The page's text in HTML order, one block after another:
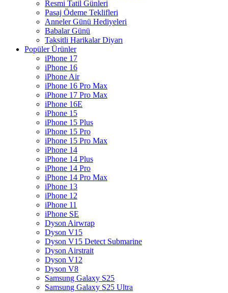
Resmi Tatil Günleri
Pasaj Ödeme Teklifleri
Anneler Günü Hediyeleri
Babalar Günü
Taksitli Harikalar Diyarı
Popüler Ürünler
iPhone 17
iPhone 16
iPhone Air
iPhone 16 Pro Max
iPhone 17 Pro Max
iPhone 16E
iPhone 15
iPhone 15 Plus
iPhone 15 Pro
iPhone 15 Pro Max
iPhone 14
iPhone 14 Plus
iPhone 14 Pro
iPhone 14 Pro Max
iPhone 13
iPhone 12
iPhone 11
iPhone SE
Dyson Airwrap
Dyson V15
Dyson V15 Detect Submarine
Dyson Airstrait
Dyson V12
Dyson V8
Samsung Galaxy S25
Samsung Galaxy S25 Ultra